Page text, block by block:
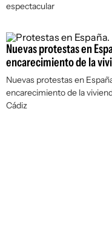
espectacular
Nuevas protestas en
encarecimiento de la
Nuevas protestas en
encarecimiento de la
Cádiz